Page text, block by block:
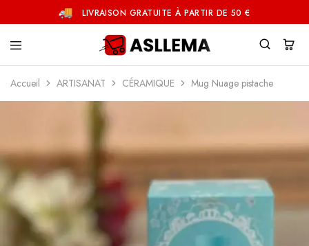
LIVRAISON GRATUITE À PARTIR DE 50 €
Accueil ARTISANAT CÉRAMIQUE Mug Nuage pistache